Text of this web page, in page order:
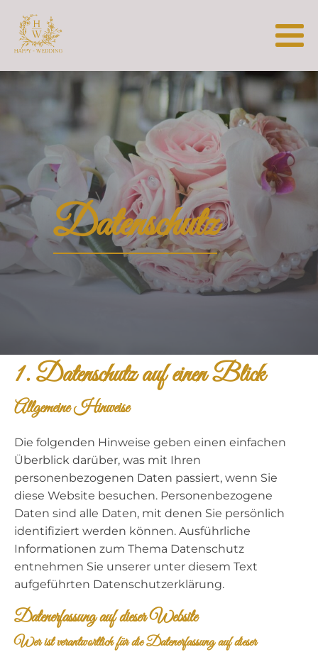
Datenschutz
1. Datenschutz auf einen Blick
Allgemeine Hinweise
Die folgenden Hinweise geben einen einfachen
Überblick darüber, was mit Ihren
personenbezogenen Daten passiert, wenn Sie
diese Website besuchen. Personenbezogene
Daten sind alle Daten, mit denen Sie persönlich
identifiziert werden können. Ausführliche
Informationen zum Thema Datenschutz
entnehmen Sie unserer unter diesem Text
aufgeführten Datenschutzerklärung.
Datenerfassung auf dieser Website
Wer ist verantwortlich für die Datenerfassung auf dieser